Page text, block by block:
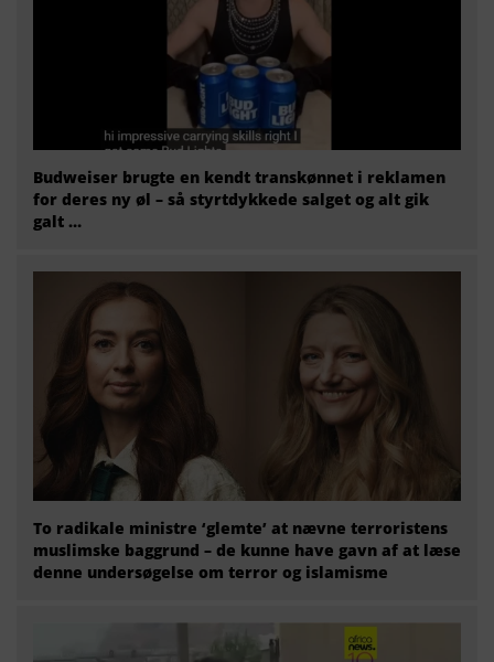
Budweiser brugte en kendt transkønnet i reklamen
for deres ny øl – så styrtdykkede salget og alt gik
galt …
To radikale ministre ‘glemte’ at nævne terroristens
muslimske baggrund – de kunne have gavn af at læse
denne undersøgelse om terror og islamisme